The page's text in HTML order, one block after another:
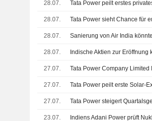
28.07. Tata Power peilt erstes
28.07. Tata Power sieht Chance für
28.07.
28.07.
27.07.
27.07.
27.07. Tata Power steigert
23.07.